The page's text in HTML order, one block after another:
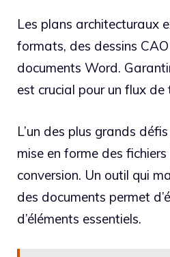
Les plans architecturaux
formats, des dessins
documents Word.
est crucial pour un flux
L’un des plus grands
mise en forme des
conversion. Un outil qui
des documents permet
d’éléments essentiels.